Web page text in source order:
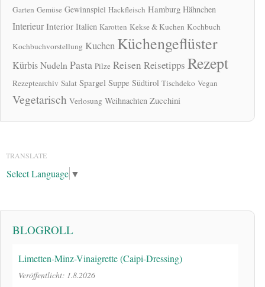
Garten Gemüse Gewinnspiel Hackfleisch Hamburg Hähnchen
Interieur Interior Italien Karotten Kekse & Kuchen Kochbuch
Kochbuchvorstellung Kuchen Küchengeflüster
KürbisNudelnPasta Pilze Reisen Reisetipps Rezept
Rezeptearchiv Salat Spargel Suppe Südtirol Tischdeko Vegan
Vegetarisch Verlosung Weihnachten Zucchini
TRANSLATE
Select Language ▼
BLOGROLL
Limetten-Minz-Vinaigrette (Caipi-Dressing)
Veröffentlicht: 1.8.2026